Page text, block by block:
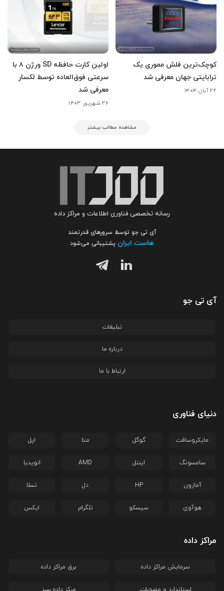
کوچک‌ترین فلش مموری یک
ترابایتی جهان معرفی شد
۲۲ آبان ۱۴۰۴
اولین کارت حافظه SD ورژن ۸ با
سرعتی فوق‌العاده توسط لکسار
معرفی شد
۲۶ شهریور ۱۴۰۳
مشاهده مطالب بیشتر
رسانه تخصصی فناوری اطلاعات و مراکز داده
آی تی جو توسط سرورهای قدرتمند
هاست ایران پشتیبانی می‌شود
آی تی جو
تبلیغات
درباره ما
ارتباط با ما
دنیای فناوری
مایکروسافت گوگل متا اپل
سامسونگ اینتل AMD انویدیا
آمازون HP دل تسلا
هوآوی سیسکو تلگرام ایکس
مراکز داده
سرمایش مراکز داده برق مراکز داده